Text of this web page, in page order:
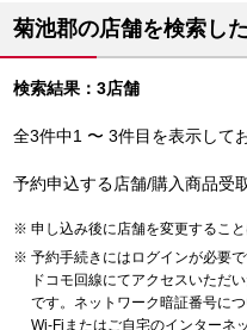
菊池郡の店舗を検索し
検索結果：3店舗
全3件中1 〜 3件目を表示して
予約申込する店舗/購入商品受
申し込み後に店舗を変更すること
予約手続きにはログインが必要で
ドコモ回線にてアクセスいただ
です。ネットワーク暗証番号に
Wi-Fiまたはご自宅のインターネ